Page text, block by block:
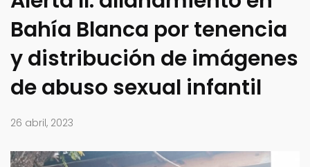
Bahía Blanca por tenencia
y distribución de imágenes
de abuso sexual infantil
26 abril, 2023